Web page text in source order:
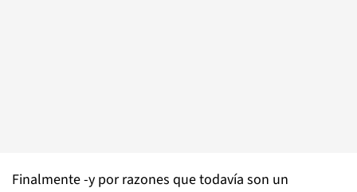
Finalmente -y por razones que todavía son un